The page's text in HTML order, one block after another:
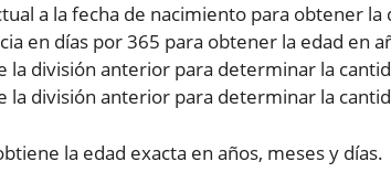
a la fecha de nacimiento para obtener
en días por 365 para obtener la edad en
la división anterior para determinar la
la división anterior para determinar la
la edad exacta en años, meses y días.